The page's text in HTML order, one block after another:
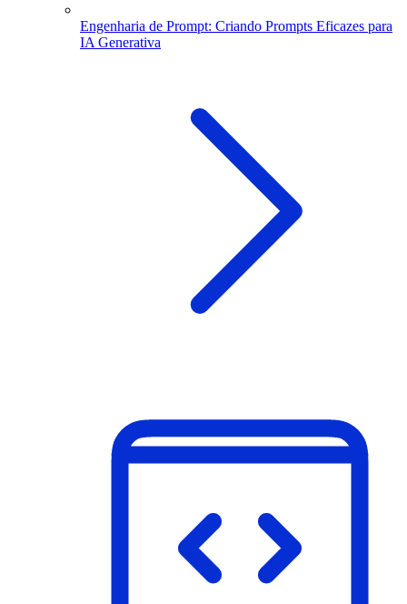
Engenharia de Prompt: Criando Prompts Eficazes para
IA Generativa